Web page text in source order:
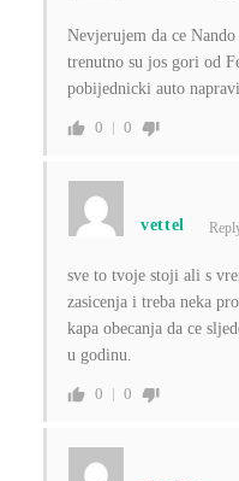
Nevjerujem da ce
trenutno su jos gori od
pobijednicki auto
0 0
vettel
sve to tvoje stoji ali s
zasicenja i treba neka
kapa obecanja da ce
u godinu.
0 0